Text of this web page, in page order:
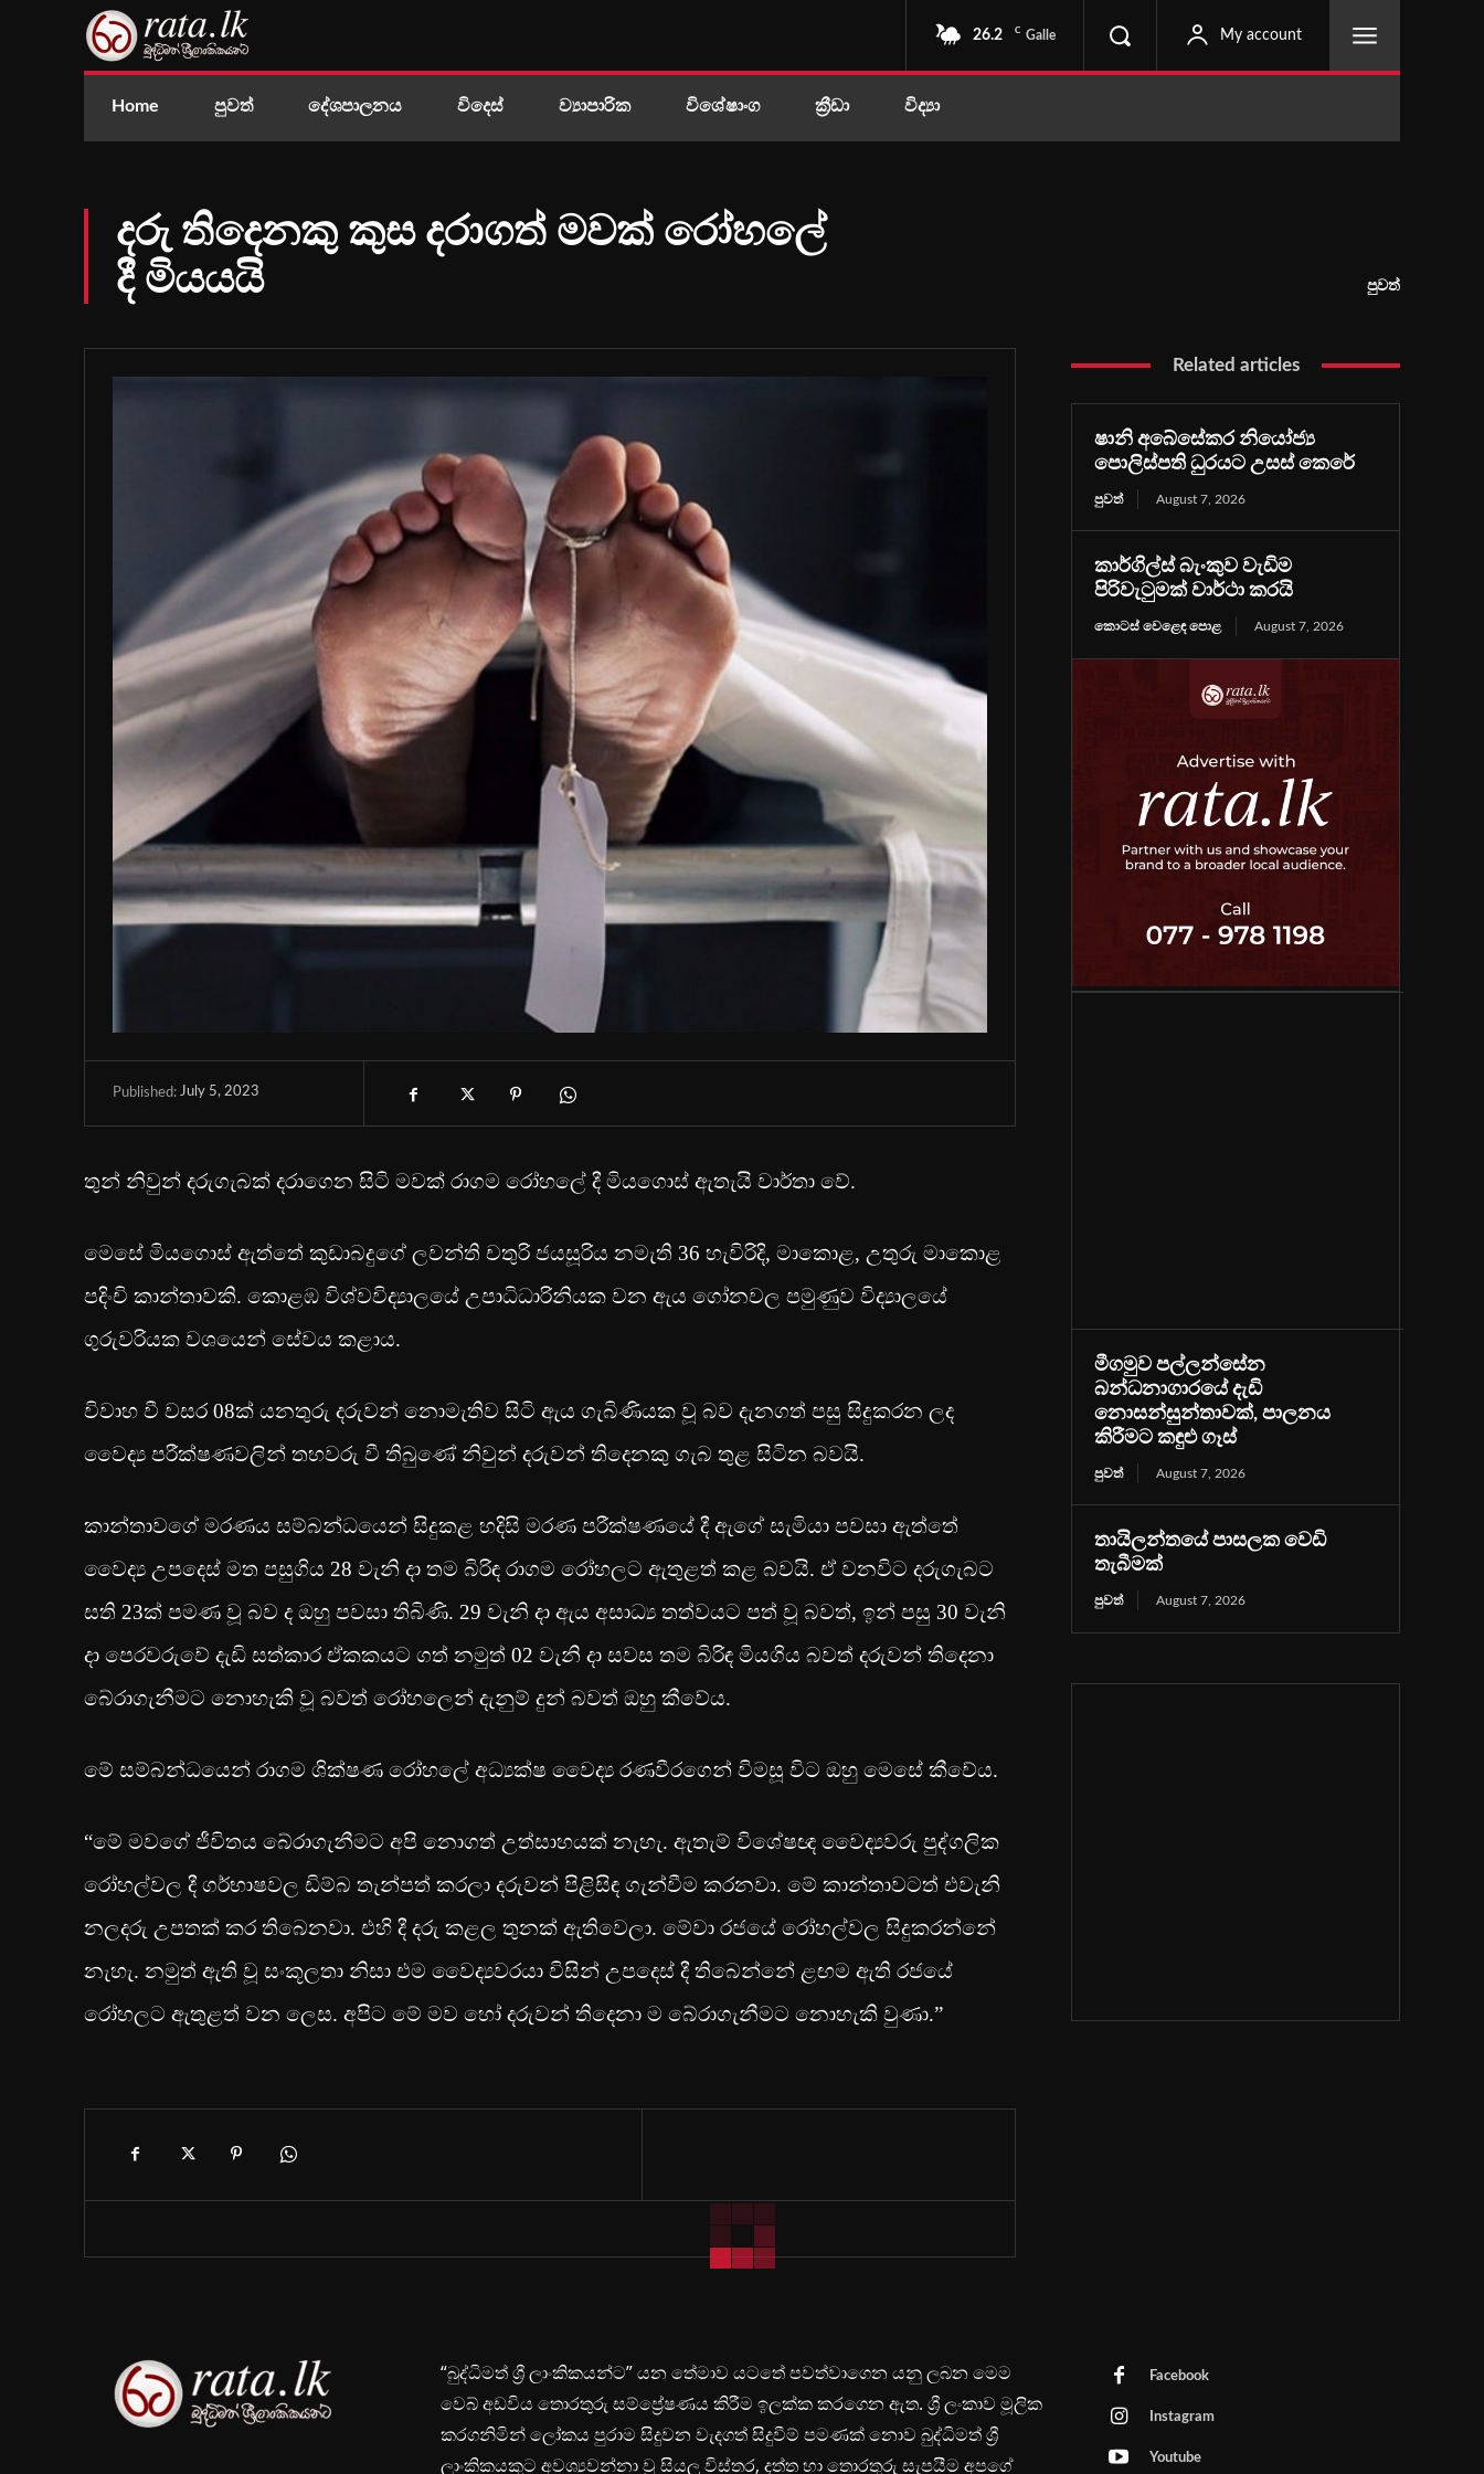
26.2 C Galle My account
Home පුවත් දේශපාලනය විදෙස් ව්‍යාපාරික විශේෂාංග ක්‍රීඩා විද්‍යා
දරු තිදෙනකු කුස දරාගත් මවක් රෝහලේ
දී මියයයි
පුවත්
Published: July 5, 2023
තුන් නිවුන් දරුගැබක් දරාගෙන සිටි මවක් රාගම රෝහලේ දී මියගොස් ඇතැයි වාර්තා වේ.
මෙසේ මියගොස් ඇත්තේ කුඩාබදුගේ ලවන්ති චතුරි ජයසූරිය නමැති 36 හැවිරිදි, මාකොළ, උතුරු මාකොළ
පදිංචි කාන්තාවකි. කොළඹ විශ්වවිද්‍යාලයේ උපාධිධාරිනියක වන ඇය ගෝනවල පමුණුව විද්‍යාලයේ
ගුරුවරියක වශයෙන් සේවය කළාය.
විවාහ වී වසර 08ක් යනතුරු දරුවන් නොමැතිව සිටි ඇය ගැබිණියක වූ බව දැනගත් පසු සිදුකරන ලද
වෛද්‍ය පරීක්ෂණවලින් තහවරු වී තිබුණේ නිවුන් දරුවන් තිදෙනකු ගැබ තුළ සිටින බවයි.
කාන්තාවගේ මරණය සම්බන්ධයෙන් සිදුකළ හදිසි මරණ පරීක්ෂණයේ දී ඇගේ සැමියා පවසා ඇත්තේ
වෛද්‍ය උපදෙස් මත පසුගිය 28 වැනි දා තම බිරිඳ රාගම රෝහලට ඇතුළත් කළ බවයි. ඒ වනවිට දරුගැබට
සති 23ක් පමණ වූ බව ද ඔහු පවසා තිබිණි. 29 වැනි දා ඇය අසාධ්‍ය තත්වයට පත් වූ බවත්, ඉන් පසු 30 වැනි
දා පෙරවරුවේ දැඩි සත්කාර ඒකකයට ගත් නමුත් 02 වැනි දා සවස ‍තම බිරිඳ මියගිය බවත් දරුවන් තිදෙනා
බේරාගැනීමට නොහැකි වූ බවත් රෝහලෙන් දැනුම් දුන් බවත් ඔහු කීවේය.
මේ සම්බන්ධයෙන් රාගම ශික්ෂණ රෝහලේ අධ්‍යක්ෂ වෛද්‍ය රණවීරගෙන් විමසූ විට ඔහු මෙසේ කීවේය.
“මේ මවගේ ජීවිතය බේරාගැනීමට අපි නොගත් උත්සාහයක් නැහැ. ඇතැම් විශේෂඥ වෛද්‍යවරු පුද්ගලික
රෝහල්වල දී ගර්භාෂවල ඩිම්බ තැන්පත් කරලා දරුවන් පිළිසිඳ ගැන්වීම කරනවා. මේ කාන්තාවටත් එවැනි
නලදරු උපතක් කර තිබෙනවා. එහි දී දරු කළල තුනක් ඇතිවෙලා. මේවා රජයේ රෝහල්වල සිදුකරන්නේ
නැහැ. නමුත් ඇති වූ සංකූලතා නිසා එම වෛද්‍යවරයා විසින් උපදෙස් දී තිබෙන්නේ ළඟම ඇති රජයේ
රෝහලට ඇතුළත් වන ලෙස. අපිට මේ මව හෝ දරුවන් තිදෙනා ම බේරාගැනීමට නොහැකි වුණා.”
Related articles
ෂානි අබේසේකර නියෝජ්‍ය
පොලිස්පති ධුරයට උසස් කෙරේ
පුවත් August 7, 2026
කාර්ගිල්ස් බැංකුව වැඩිම
පිරිවැටුමක් වාර්ථා කරයි
කොටස් වෙළෙඳ පොළ August 7, 2026
මීගමුව පල්ලන්සේන
බන්ධනාගාරයේ දැඩි
නොසන්සුන්තාවක්, පාලනය
කිරීමට කඳුළු ගෑස්
පුවත් August 7, 2026
තායිලන්තයේ පාසලක වෙඩි
තැබීමක්
පුවත් August 7, 2026
“බුද්ධිමත් ශ්‍රී ලාංකිකයන්ට” යන තේමාව යටතේ පවත්වාගෙන යනු ලබන මෙම
වෙබ් අඩවිය තොරතුරු සම්ප්‍රේෂණය කිරීම ඉලක්ක කරගෙන ඇත. ශ්‍රී ලංකාව මූලික
කරගනිමින් ලෝකය පුරාම සිදුවන වැදගත් සිදුවීම් පමණක් නොව බුද්ධිමත් ශ්‍රී
ලාංකිකයකුට අවශ්‍යවන්නා වූ සියලු විස්තර, දත්ත හා තොරතුරු සැපයීම අපගේ
Facebook
Instagram
Youtube